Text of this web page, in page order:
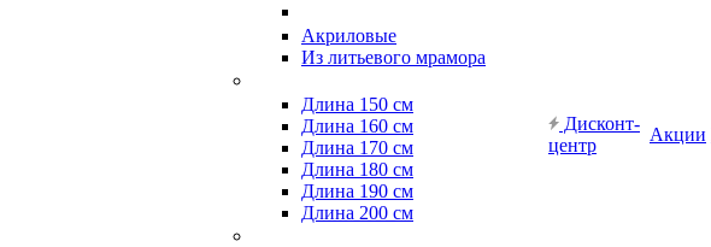
Акриловые
Из литьевого мрамора
Длина 150 см
Длина 160 см
Длина 170 см
Длина 180 см
Длина 190 см
Длина 200 см
Дисконт-
центр
Акции